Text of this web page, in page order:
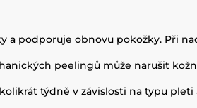
a podporuje obnovu pokožky. Při
peelingů může narušit
týdně v závislosti na typu